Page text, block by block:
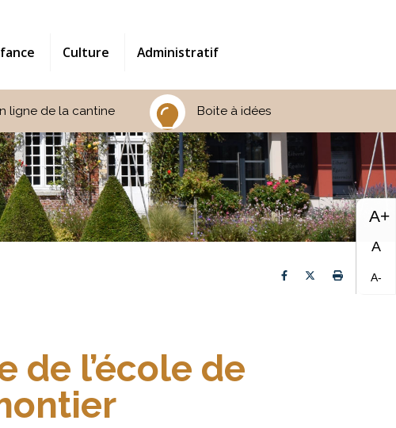
Culture Administratif
A+
A
A-
Partager surPartager sur
Imprimer
de l’école de
ligne de la cantine Boite à idées